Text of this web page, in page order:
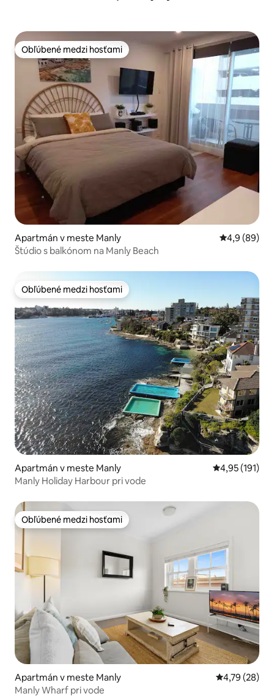
Obľúbené medzi hosťami
Obľúbené medzi hosťami
Apartmán v meste Manly Priemerné
4,9 (89)
Štúdio s balkónom na Manly Beach
Obľúbené medzi hosťami
Obľúbené medzi hosťami
Apartmán v meste Manly Priemerné
4,95 (191)
Manly Holiday Harbour pri vode
Obľúbené medzi hosťami
Obľúbené medzi hosťami
Apartmán v meste Manly Priemerné
4,79 (28)
Manly Wharf pri vode